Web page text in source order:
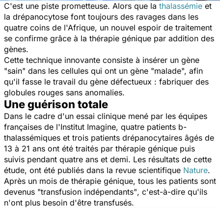
C'est une piste prometteuse. Alors que la thalassémie et
la drépanocytose font toujours des ravages dans les
quatre coins de l'Afrique, un nouvel espoir de traitement
se confirme grâce à la thérapie génique par addition des
gènes.
Cette technique innovante consiste à insérer un gène
"sain" dans les cellules qui ont un gène "malade", afin
qu'il fasse le travail du gène défectueux : fabriquer des
globules rouges sans anomalies.
Une guérison totale
Dans le cadre d'un essai clinique mené par les équipes
françaises de l'Institut Imagine, quatre patients b-
thalassémiques et trois patients drépanocytaires âgés de
13 à 21 ans ont été traités par thérapie génique puis
suivis pendant quatre ans et demi. Les résultats de cette
étude, ont été publiés dans la revue scientifique Nature.
Après un mois de thérapie génique, tous les patients sont
devenus "transfusion indépendants", c'est-à-dire qu'ils
n'ont plus besoin d'être transfusés.